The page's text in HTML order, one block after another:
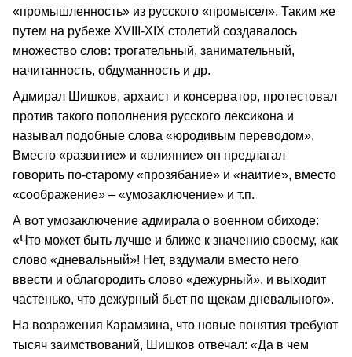
«промышленность» из русского «промысел». Таким же
путем на рубеже XVIII-XIX столетий создавалось
множество слов: трогательный, занимательный,
начитанность, обдуманность и др.
Адмирал Шишков, архаист и консерватор, протестовал
против такого пополнения русского лексикона и
называл подобные слова «юродивым переводом».
Вместо «развитие» и «влияние» он предлагал
говорить по-старому «прозябание» и «наитие», вместо
«соображение» – «умозаключение» и т.п.
А вот умозаключение адмирала о военном обиходе:
«Что может быть лучше и ближе к значению своему, как
слово «дневальный»! Нет, вздумали вместо него
ввести и облагородить слово «дежурный», и выходит
частенько, что дежурный бьет по щекам дневального».
На возражения Карамзина, что новые понятия требуют
тысяч заимствований, Шишков отвечал: «Да в чем